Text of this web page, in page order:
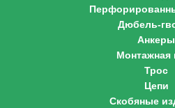
Дюбель-
Анкеры
Монтажная
Трос
Цепи
Скобяные